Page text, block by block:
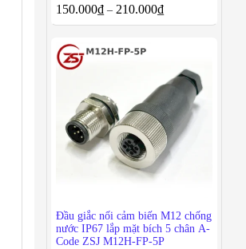
150.000₫ – 210.000₫
Đầu giắc nối cảm biến M12 chống
nước IP67 lắp mặt bích 5 chân A-
Code ZSJ M12H-FP-5P